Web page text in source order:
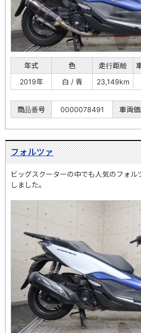
年式 色 走行距離
2019年
白 / 青 23,149km
商品番号 0000078491 車両
フォルツァ
ビッグスクーターの中でも人気のフォル
しました。